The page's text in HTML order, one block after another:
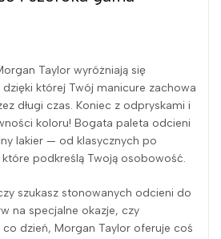
Taylor wyróżniają się
dzięki której Twój manicure zachowa
długi czas. Koniec z odpryskami i
koloru! Bogata paleta odcieni
lakier — od klasycznych po
podkreślą Twoją osobowość.
szukasz stonowanych odcieni do
na specjalne okazje, czy
dzień, Morgan Taylor oferuje coś